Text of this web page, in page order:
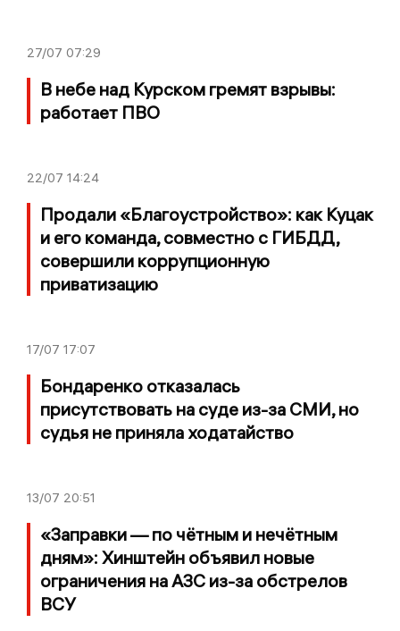
27/07 07:29
В небе над Курском гремят взрывы:
работает ПВО
22/07 14:24
Продали «Благоустройство»: как Куцак
и его команда, совместно с ГИБДД,
совершили коррупционную
приватизацию
17/07 17:07
Бондаренко отказалась
присутствовать на суде из-за СМИ, но
судья не приняла ходатайство
13/07 20:51
«Заправки — по чётным и нечётным
дням»: Хинштейн объявил новые
ограничения на АЗС из-за обстрелов
ВСУ